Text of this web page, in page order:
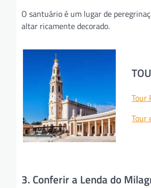
O santuário é um lugar de
altar ricamente decorado.
Tour
Tour
3. Conferir a Lenda do